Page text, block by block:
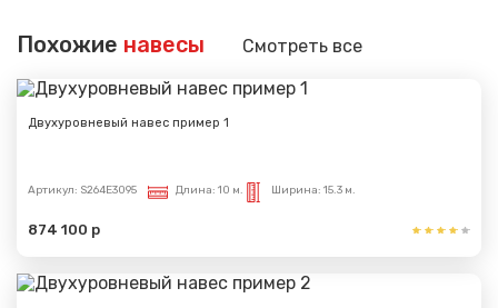
Похожие навесы Смотреть все
Двухуровневый навес пример 1
Артикул: S264E3095 Длина: 10 м. Ширина: 15.3 м.
874 100 р